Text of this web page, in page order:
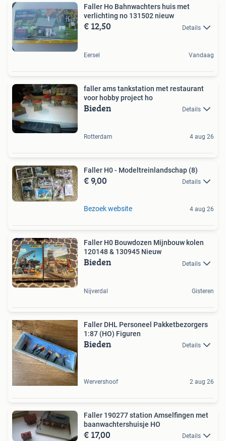
Faller Ho Bahnwachters huis met
verlichting no 131502 nieuw
€ 12,50 Details
Eersel Vandaag
faller ams tankstation met restaurant
voor hobby project ho
Bieden Details
Rotterdam 4 aug 26
Faller H0 - Modeltreinlandschap (8)
€ 9,00 Details
Bezoek website 4 aug 26
Faller H0 Bouwdozen Mijnbouw kolen
120148 & 130945 Nieuw
Bieden Details
Nijverdal Gisteren
Faller DHL Personeel Pakketbezorgers
1:87 (HO) Figuren
Bieden Details
Wervershoof 2 aug 26
Faller 190277 station Amselfingen met
baanwachtershuisje HO
€ 17,00 Details